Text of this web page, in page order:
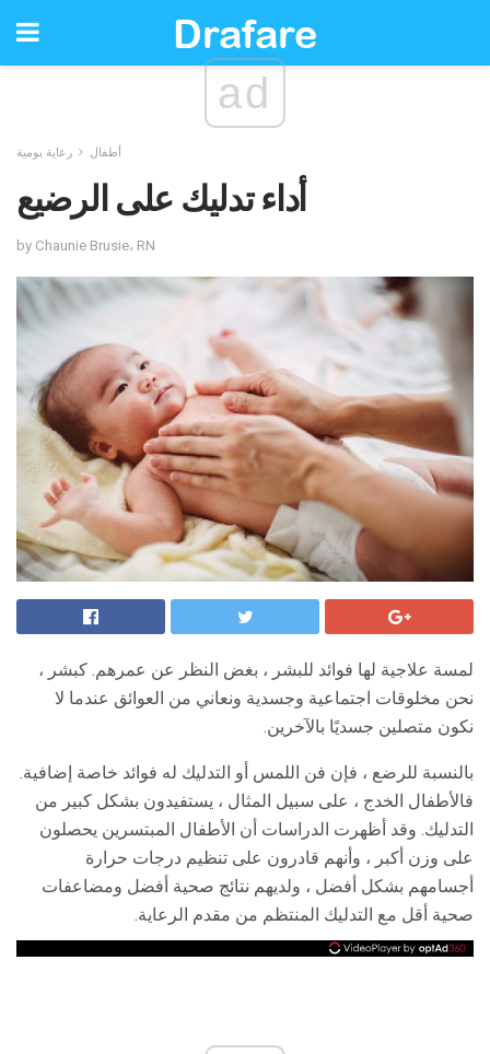
ad
أطفال رعاية يومية
أداء تدليك على الرضيع
by Chaunie Brusie، RN
لمسة علاجية لها فوائد للبشر ، بغض النظر عن عمرهم. كبشر ،
نحن مخلوقات اجتماعية وجسدية ونعاني من العوائق عندما لا
نكون متصلين جسديًا بالآخرين.
بالنسبة للرضع ، فإن فن اللمس أو التدليك له فوائد خاصة إضافية.
فالأطفال الخدج ، على سبيل المثال ، يستفيدون بشكل كبير من
التدليك. وقد أظهرت الدراسات أن الأطفال المبتسرين يحصلون
على وزن أكبر ، وأنهم قادرون على تنظيم درجات حرارة
أجسامهم بشكل أفضل ، ولديهم نتائج صحية أفضل ومضاعفات
صحية أقل مع التدليك المنتظم من مقدم الرعاية.